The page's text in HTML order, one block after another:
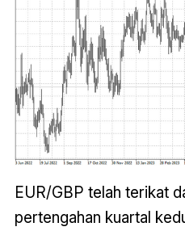
EUR/GBP telah terikat
pertengahan kuartal